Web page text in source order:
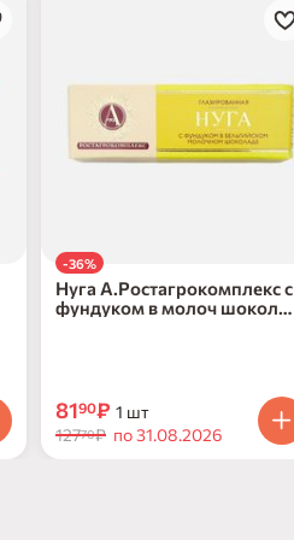
-36%
Нуга А.Ростагрокомплекс с
фундуком в молоч шокол
8190₽ 1 шт
12770₽ по 31.08.2026